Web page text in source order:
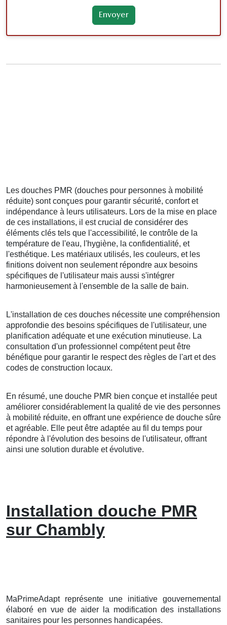
Les douches PMR (douches pour personnes à mobilité
réduite) sont conçues pour garantir sécurité, confort et
indépendance à leurs utilisateurs. Lors de la mise en place
de ces installations, il est crucial de considérer des
éléments clés tels que l'accessibilité, le contrôle de la
température de l'eau, l'hygiène, la confidentialité, et
l'esthétique. Les matériaux utilisés, les couleurs, et les
finitions doivent non seulement répondre aux besoins
spécifiques de l'utilisateur mais aussi s'intégrer
harmonieusement à l'ensemble de la salle de bain.
L'installation de ces douches nécessite une compréhension
approfondie des besoins spécifiques de l'utilisateur, une
planification adéquate et une exécution minutieuse. La
consultation d'un professionnel compétent peut être
bénéfique pour garantir le respect des règles de l'art et des
codes de construction locaux.
En résumé, une douche PMR bien conçue et installée peut
améliorer considérablement la qualité de vie des personnes
à mobilité réduite, en offrant une expérience de douche sûre
et agréable. Elle peut être adaptée au fil du temps pour
répondre à l'évolution des besoins de l'utilisateur, offrant
ainsi une solution durable et évolutive.
Installation douche PMR
sur Chambly
MaPrimeAdapt représente une initiative gouvernemental
élaboré en vue de aider la modification des installations
sanitaires pour les personnes handicapées.